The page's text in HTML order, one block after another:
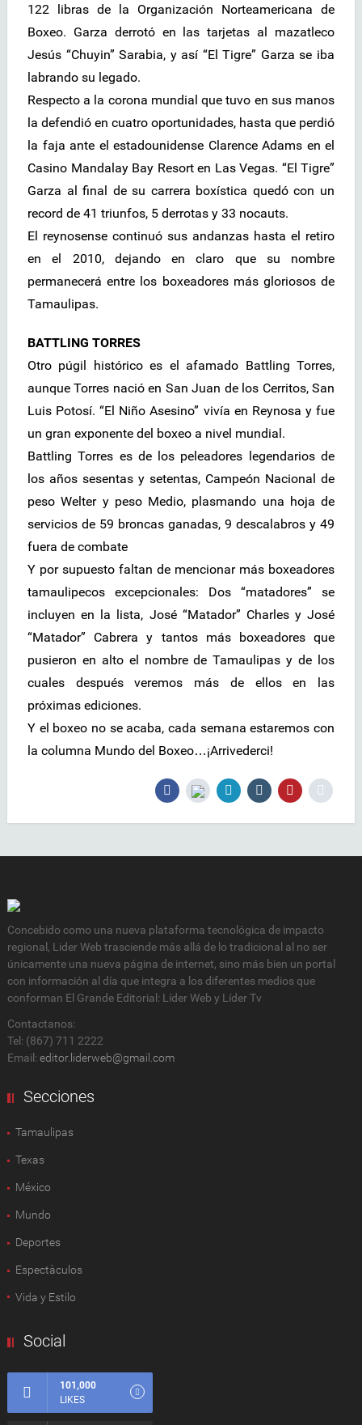
122 libras de la Organización Norteamericana de
Boxeo. Garza derrotó en las tarjetas al mazatleco
Jesús “Chuyin” Sarabia, y así “El Tigre” Garza se iba
labrando su legado.
Respecto a la corona mundial que tuvo en sus manos
la defendió en cuatro oportunidades, hasta que perdió
la faja ante el estadounidense Clarence Adams en el
Casino Mandalay Bay Resort en Las Vegas. “El Tigre”
Garza al final de su carrera boxística quedó con un
record de 41 triunfos, 5 derrotas y 33 nocauts.
El reynosense continuó sus andanzas hasta el retiro
en el 2010, dejando en claro que su nombre
permanecerá entre los boxeadores más gloriosos de
Tamaulipas.
BATTLING TORRES
Otro púgil histórico es el afamado Battling Torres,
aunque Torres nació en San Juan de los Cerritos, San
Luis Potosí. “El Niño Asesino” vivía en Reynosa y fue
un gran exponente del boxeo a nivel mundial.
Battling Torres es de los peleadores legendarios de
los años sesentas y setentas, Campeón Nacional de
peso Welter y peso Medio, plasmando una hoja de
servicios de 59 broncas ganadas, 9 descalabros y 49
fuera de combate
Y por supuesto faltan de mencionar más boxeadores
tamaulipecos excepcionales: Dos “matadores” se
incluyen en la lista, José “Matador” Charles y José
“Matador” Cabrera y tantos más boxeadores que
pusieron en alto el nombre de Tamaulipas y de los
cuales después veremos más de ellos en las
próximas ediciones.
Y el boxeo no se acaba, cada semana estaremos con
la columna Mundo del Boxeo…¡Arrivederci!
Concebido como una nueva plataforma tecnológica de impacto
regional, Lider Web trasciende más allá de lo tradicional al no ser
únicamente una nueva página de internet, sino más bien un portal
con información al día que integra a los diferentes medios que
conforman El Grande Editorial: Líder Web y Líder Tv
Contactanos:
Tel: (867) 711 2222
Email: editor.liderweb@gmail.com
Secciones
Tamaulipas
Texas
México
Mundo
Deportes
Espectàculos
Vida y Estilo
Social
101,000
LIKES